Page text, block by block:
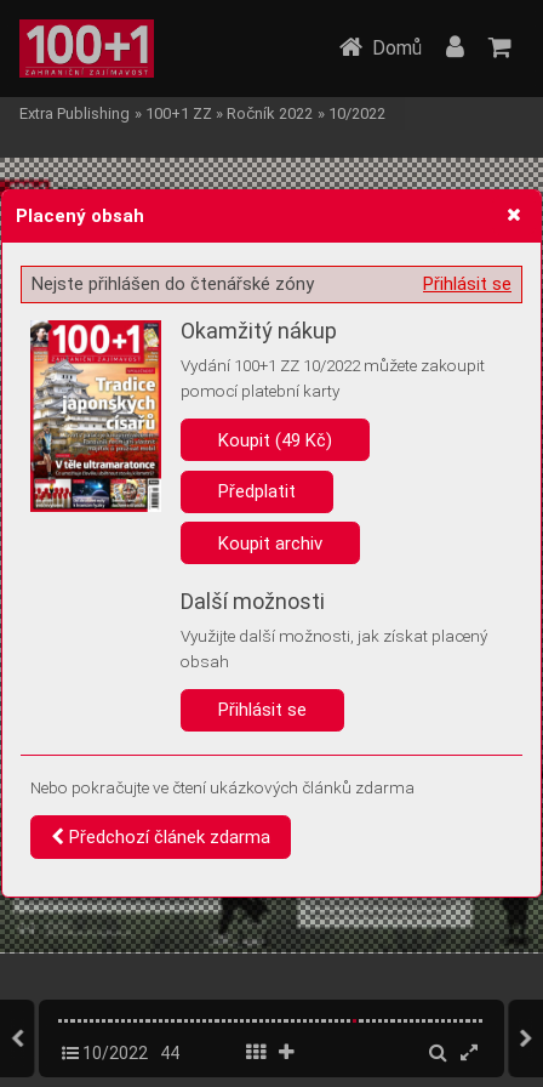
Žádost o souhlas s ukládáním volitelných informací
Pro základní fungování webu nepotřebujeme ukládat žádné informace
(tzv. cookies apod.). Rádi bychom vás ale požádali o souhlas s
uložením volitelných informací:
Anonymní unikátní ID
Díky němu příště poznáme, že se jedná o stejné zařízení, a
Identifikátor je zcela anonymní.
Vaše souhlasy a odmítnutí si ukládáme do vašeho zařízení, abychom se
vás už příště znovu neptali. Můžete je kdykoli později upravit ve Správě
Domů
Extra Publishing » 100+1 ZZ » Ročník 2022 » 10/2022
10/2022 44
Placený obsah
Přihlásit se
Nejste přihlášen do čtenářské zóny
Okamžitý nákup
Vydání 100+1 ZZ 10/2022 můžete zakoupit
pomocí platební karty
Koupit (49 Kč)
Předplatit
Koupit archiv
Další možnosti
Využijte další možnosti, jak získat placený
obsah
Přihlásit se
Nebo pokračujte ve čtení ukázkových článků zdarma
Předchozí článek zdarma